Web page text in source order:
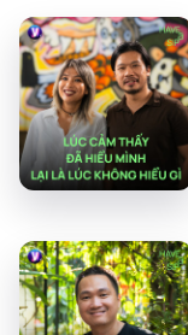
Yêu thích tập
● Patreon:
● Buy me a
Nếu có bất cứ
tác, bạn có thể